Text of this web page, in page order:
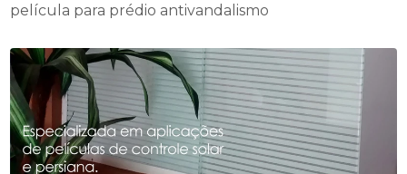
película para prédio antivandalismo